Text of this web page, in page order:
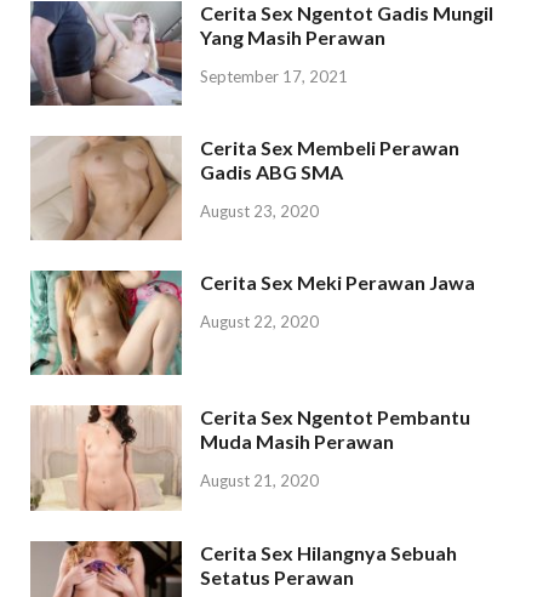
Cerita Sex Ngentot Gadis Mungil
Yang Masih Perawan
September 17, 2021
Cerita Sex Membeli Perawan
Gadis ABG SMA
August 23, 2020
Cerita Sex Meki Perawan Jawa
August 22, 2020
Cerita Sex Ngentot Pembantu
Muda Masih Perawan
August 21, 2020
Cerita Sex Hilangnya Sebuah
Setatus Perawan